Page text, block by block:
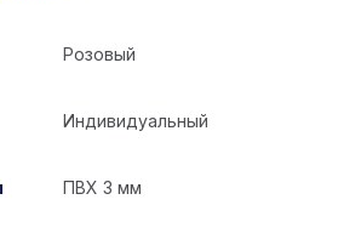
Розовый
Индивидуальный
ПВХ 3 мм